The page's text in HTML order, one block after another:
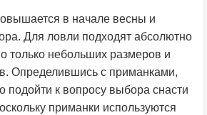
в начале весны и
Для ловли подходят абсолютно
только небольших размеров и
Определившись с приманками,
подойти к вопросу выбора снасти
приманки используются